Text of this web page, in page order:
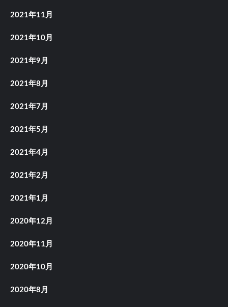
2021年11月
2021年10月
2021年9月
2021年8月
2021年7月
2021年5月
2021年4月
2021年2月
2021年1月
2020年12月
2020年11月
2020年10月
2020年8月